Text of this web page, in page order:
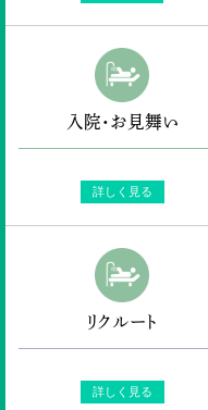
入院・お見舞い
詳しく見る
リクルート
詳しく見る